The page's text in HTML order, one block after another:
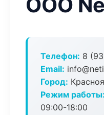
Телефон: 8
Email:
Город:
Режим работы:
09:00-18:00